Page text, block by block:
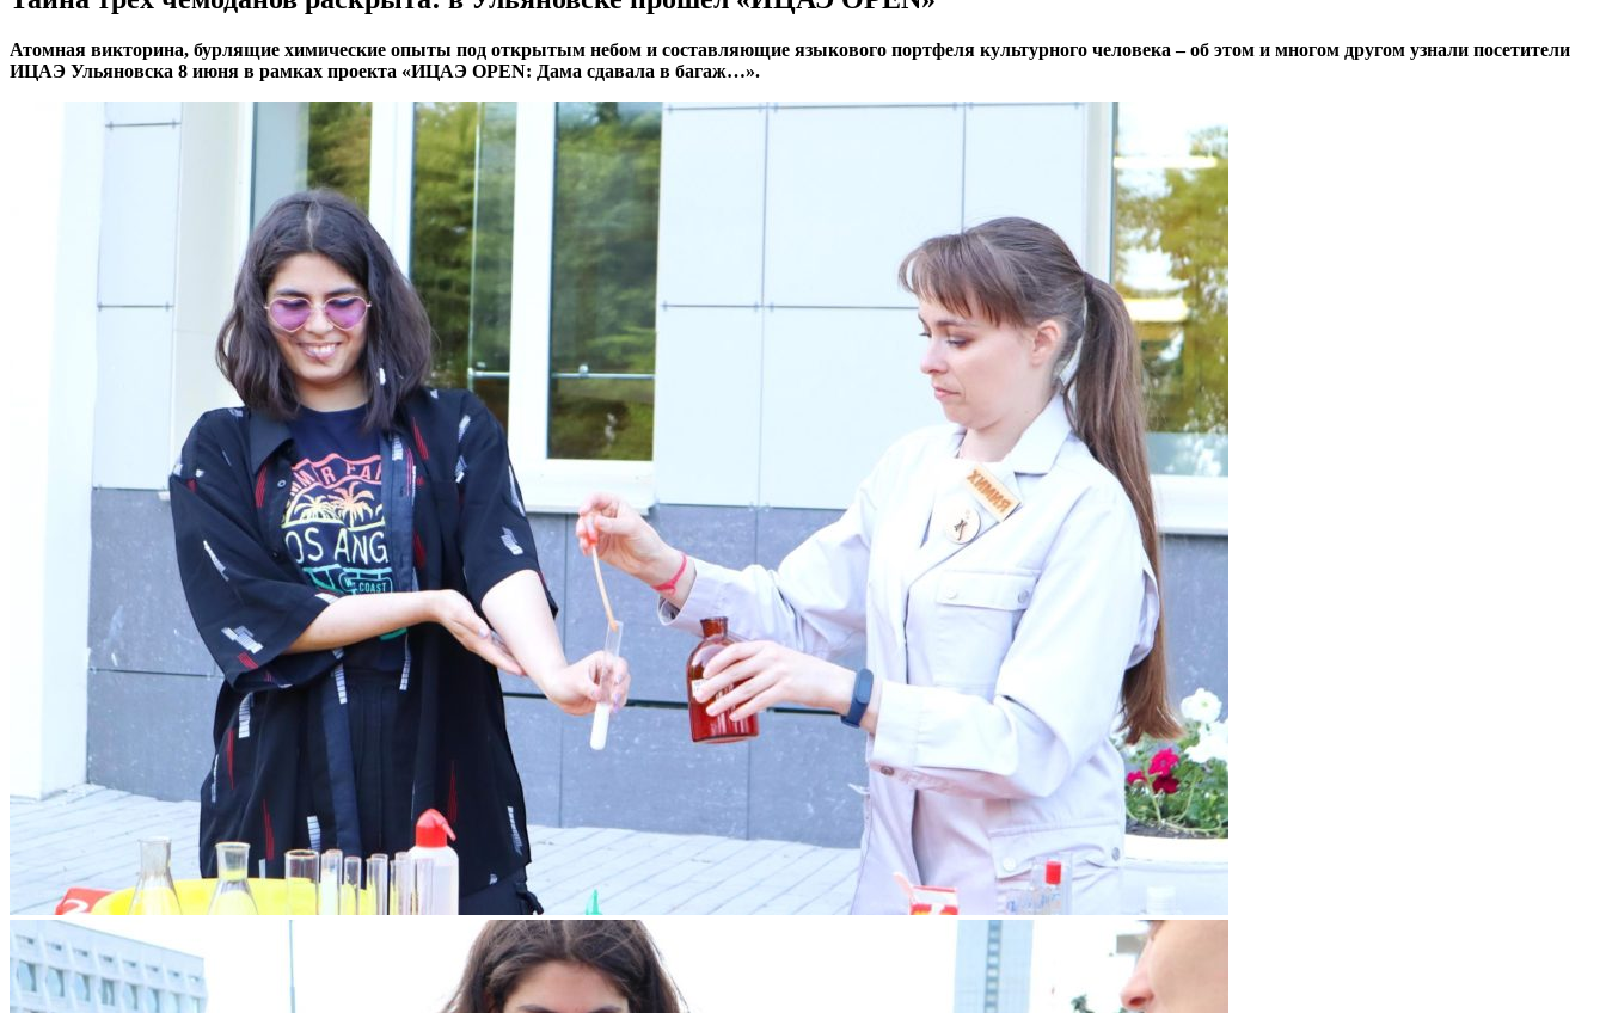
Атомная викторина, бурлящие химические опыты под открытым небом и составляющие языкового портфеля культурного человека – об этом и многом другом узнали посетители
ИЦАЭ Ульяновска 8 июня в рамках проекта «ИЦАЭ OPEN: Дама сдавала в багаж…».